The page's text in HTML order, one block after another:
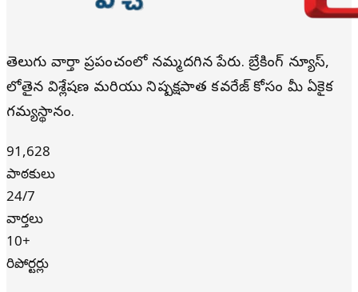
తెలుగు వార్తా ప్రపంచంలో నమ్మదగిన పేరు. బ్రేకింగ్ న్యూస్,
లోతైన విశ్లేషణ మరియు నిష్పక్షపాత కవరేజ్ కోసం మీ ఏకైక
గమ్యస్థానం.
91,628
పాఠకులు
24/7
వార్తలు
10+
రిపోర్టర్లు